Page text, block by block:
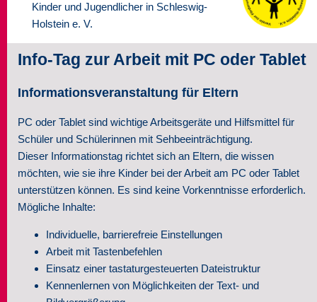
Kinder und Jugendlicher in Schleswig-
Holstein e. V.
Info-Tag zur Arbeit mit PC oder Tablet
Informationsveranstaltung für Eltern
PC oder Tablet sind wichtige Arbeitsgeräte und Hilfsmittel für
Schüler und Schülerinnen mit Sehbeeinträchtigung.
Dieser Informationstag richtet sich an Eltern, die wissen
möchten, wie sie ihre Kinder bei der Arbeit am PC oder Tablet
unterstützen können. Es sind keine Vorkenntnisse erforderlich.
Mögliche Inhalte:
Individuelle, barrierefreie Einstellungen
Arbeit mit Tastenbefehlen
Einsatz einer tastaturgesteuerten Dateistruktur
Kennenlernen von Möglichkeiten der Text- und